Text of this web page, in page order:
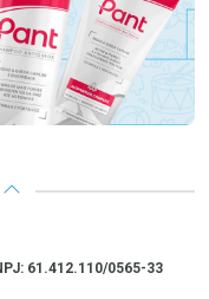
61.412.110/0565-33